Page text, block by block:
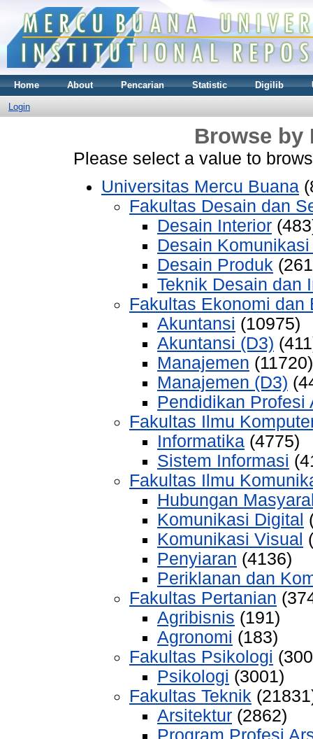
Home About Pencarian Statistic Digilib
Login
Browse by
Please select a value to
Universitas Mercu Buana
Fakultas Desain dan
Desain Interior
Desain
Desain Produk
Teknik Desain dan
Fakultas Ekonomi dan
Akuntansi (10975)
Akuntansi (D3)
Manajemen (11720)
Manajemen (D3)
Pendidikan Profesi
Fakultas Ilmu
Informatika (4775)
Sistem Informasi
Fakultas Ilmu
Hubungan
Komunikasi Digital
Komunikasi Visual
Penyiaran (4136)
Periklanan dan
Fakultas Pertanian
Agribisnis (191)
Agronomi (183)
Fakultas Psikologi
Psikologi (3001)
Fakultas Teknik
Arsitektur (2862)